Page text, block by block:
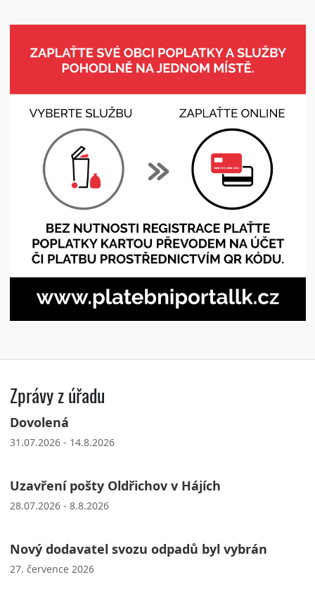
Zprávy z úřadu
Dovolená
31.07.2026 - 14.8.2026
Uzavření pošty Oldřichov v Hájích
28.07.2026 - 8.8.2026
Nový dodavatel svozu odpadů byl vybrán
27. července 2026